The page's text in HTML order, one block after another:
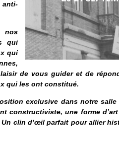
nos
qui
qui
de vous guider et de
qui les ont constitué.
exclusive dans notre
constructiviste, une forme
clin d’œil parfait pour allier